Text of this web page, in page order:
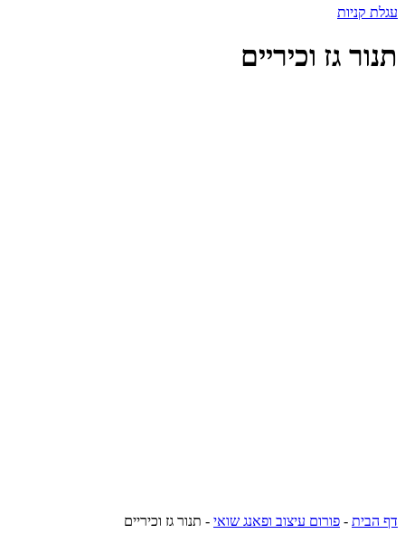
עגלת קניות
תנור גז וכיריים
דף הבית - פורום עיצוב ופאנג שואי - תנור גז וכיריים